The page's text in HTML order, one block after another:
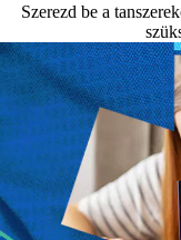
Szerezd be a